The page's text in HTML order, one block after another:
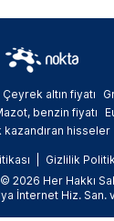
Çeyrek altın fiyatı
benzin fiyatı
kazandıran hisseler
Gizlilik
2026 Her Hakkı
İnternet Hiz. San.